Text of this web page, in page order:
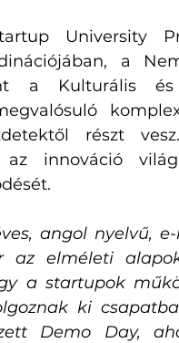
University
a
a Kulturális és
részt
az innováció
angol nyelvű,
az elméleti
a startupok
ki
Demo Day,